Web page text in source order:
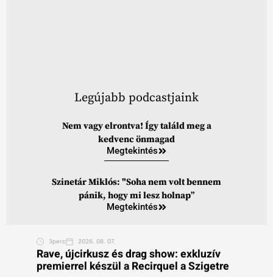
Legújabb podcastjaink
Nem vagy elrontva! Így találd meg a
kedvenc önmagad
Megtekintés
Szinetár Miklós: "Soha nem volt bennem
pánik, hogy mi lesz holnap”
Megtekintés
3perc 2026. 08. 07.
Rave, újcirkusz és drag show: exkluzív
premierrel készül a Recirquel a Szigetre